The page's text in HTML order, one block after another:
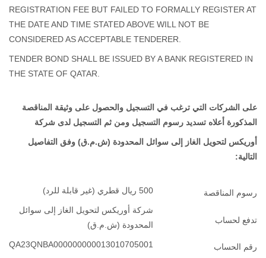
REGISTRATION FEE BUT FAILED TO FORMALLY REGISTER AT
THE DATE AND TIME STATED ABOVE WILL NOT BE
CONSIDERED AS ACCEPTABLE TENDERER.
TENDER BOND SHALL BE ISSUED BY A BANK REGISTERED IN
THE STATE OF QATAR.
على الشركات التي ترغب في التسجيل والحصول على وثيقة المناقصة
المذكورة أعلاه تسديد رسوم التسجيل ومن ثم التسجيل لدى شركة
أوريكس لتحويل الغاز إلى سوائل المحدودة (ش.م.ق) وفق التفاصيل
التالية:
رسوم المناقصة 500 ريال قطري (غير قابلة للرد)
تدفع لحساب
شركة أوريكس لتحويل الغاز إلى سوائل
المحدودة (ش.م.ق)
رقم الحساب QA23QNBA000000000013010705001